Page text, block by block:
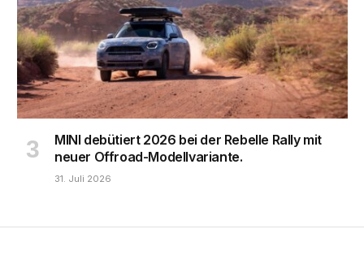
MINI debütiert 2026 bei der Rebelle Rally mit
neuer Offroad-Modellvariante.
31. Juli 2026